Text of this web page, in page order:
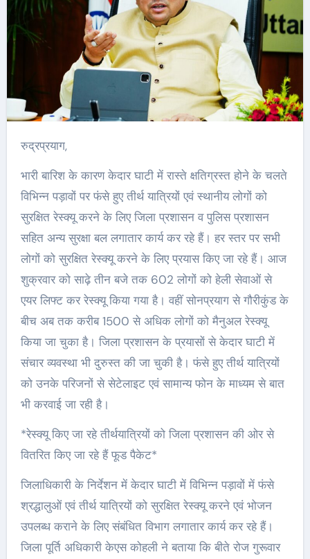
रुद्रप्रयाग,
भारी बारिश के कारण केदार घाटी में रास्ते क्षतिग्रस्त होने के चलते
विभिन्न पड़ावों पर फंसे हुए तीर्थ यात्रियों एवं स्थानीय लोगों को
सुरक्षित रेस्क्यू करने के लिए जिला प्रशासन व पुलिस प्रशासन
सहित अन्य सुरक्षा बल लगातार कार्य कर रहे हैं। हर स्तर पर सभी
लोगों को सुरक्षित रेस्क्यू करने के लिए प्रयास किए जा रहे हैं। आज
शुक्रवार को साढ़े तीन बजे तक 602 लोगों को हेली सेवाओं से
एयर लिफ्ट कर रेस्क्यू किया गया है। वहीं सोनप्रयाग से गौरीकुंड के
बीच अब तक करीब 1500 से अधिक लोगों को मैनुअल रेस्क्यू
किया जा चुका है। जिला प्रशासन के प्रयासों से केदार घाटी में
संचार व्यवस्था भी दुरुस्त की जा चुकी है। फंसे हुए तीर्थ यात्रियों
को उनके परिजनों से सेटेलाइट एवं सामान्य फोन के माध्यम से बात
भी करवाई जा रही है।
*रेस्क्यू किए जा रहे तीर्थयात्रियों को जिला प्रशासन की ओर से
वितरित किए जा रहे हैं फूड पैकेट*
जिलाधिकारी के निर्देशन में केदार घाटी में विभिन्न पड़ावों में फंसे
श्रद्धालुओं एवं तीर्थ यात्रियों को सुरक्षित रेस्क्यू करने एवं भोजन
उपलब्ध कराने के लिए संबंधित विभाग लगातार कार्य कर रहे हैं।
जिला पूर्ति अधिकारी केएस कोहली ने बताया कि बीते रोज गुरूवार